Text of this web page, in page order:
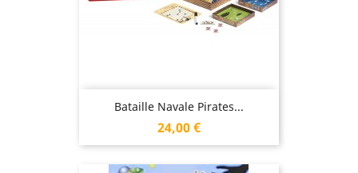
Bataille Navale Pirates...
Prix
24,00 €